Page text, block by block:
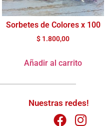
Sorbetes de Colores x 100
$ 1.800,00
Añadir al carrito
Nuestras redes!